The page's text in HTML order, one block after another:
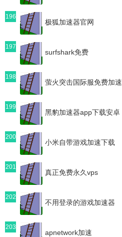
196
极狐加速器官网
197
surfshark免费
198
萤火突击国际服免费加速
199
黑豹加速器app下载安卓
200
小米自带游戏加速下载
201
真正免费永久vps
202
不用登录的游戏加速器
203
apnetwork加速